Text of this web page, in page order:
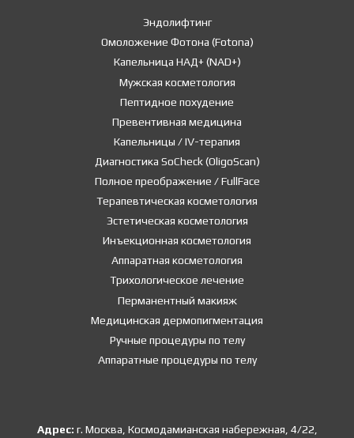
Эндолифтинг
Омоложение Фотона (Fotona)
Капельница НАД+ (NAD+)
Мужская косметология
Пептидное похудение
Превентивная медицина
Капельницы / IV-терапия
Диагностика SoCheck (OligoScan)
Полное преображение / FullFace
Терапевтическая косметология
Эстетическая косметология
Инъекционная косметология
Аппаратная косметология
Трихологическое лечение
Перманентный макияж
Медицинская дермопигментация
Ручные процедуры по телу
Аппаратные процедуры по телу
Адрес: г. Москва, Космодамианская набережная, 4/22,